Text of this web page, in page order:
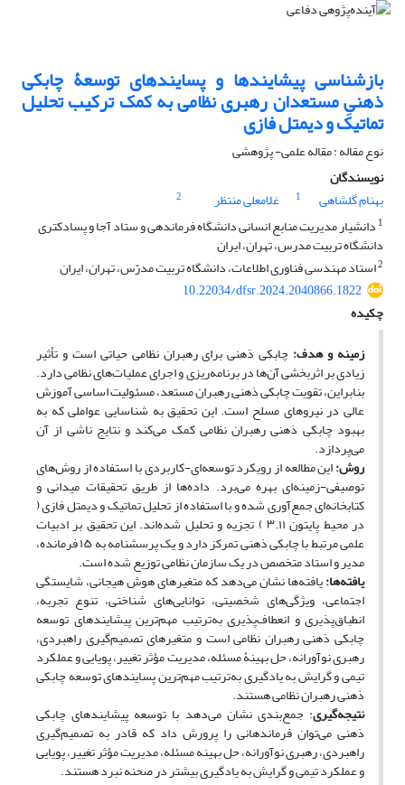
بازشناسی پیشایندها و پسایندهای توسعۀ چابکی
ذهنیِ مستعدان رهبری نظامی به کمک ترکیب تحلیل
تماتیک و دیمتل فازی
نوع مقاله : مقاله علمی- پژوهشی
نویسندگان
بهنام گلشاهی
1 غلامعلی منتظر
2
1 دانشیار مدیریت منابع انسانی دانشگاه فرماندهی و ستاد آجا و پسادکتری
دانشگاه تربیت مدرس، تهران، ایران
2استاد مهندسی فناوری اطلاعات، دانشگاه تربیت مدرّس، تهران، ایران
10.22034/dfsr.2024.2040866.1822
چکیده
زمینه و هدف: چابکی ذهنی برای رهبران نظامی حیاتی است و تأثیر
زیادی بر اثربخشی آن‌ها در برنامه‌ریزی و اجرای عملیات‌های نظامی دارد.
بنابراین، تقویت چابکی ذهنی رهبران مستعد، مسئولیت اساسی آموزش
عالی در نیروهای مسلح است. این تحقیق به شناسایی عواملی که به
بهبود چابکی ذهنی رهبران نظامی کمک می‌کند و نتایج ناشی از آن
می‌پردازد.
روش:این مطالعه از رویکرد توسعه‌ای-کاربردی با استفاده از روش‌های
توصیفی-زمینه‌ای بهره می‌برد. داده‌ها از طریق تحقیقات میدانی و
کتابخانه‌ای جمع‌آوری شده و با استفاده از تحلیل تماتیک و دیمتل فازی (
در محیط پایتون ۳.۱۱ ) تجزیه و تحلیل شده‌اند. این تحقیق بر ادبیات
علمی مرتبط با چابکی ذهنی تمرکز دارد و یک پرسشنامه به ۱۵ فرمانده،
مدیر و استاد متخصص در یک سازمان نظامی توزیع شده است.
یافته‌ها:یافته‌ها نشان می‌دهد که متغیرهای هوش هیجانی، شایستگی
اجتماعی، ویژگی‌های شخصیتی، توانایی‌های شناختی، تنوع تجربه،
انطباق‌پذیری و انعطاف‌پذیری به‌ترتیب مهم‌ترین پیشایندهای توسعه
چابکی ذهنی رهبران نظامی است و متغیرهای تصمیم‌گیری راهبردی،
رهبری نوآورانه، حل بهینۀ مسئله، مدیریت مؤثر تغییر، پویایی و عملکرد
تیمی و گرایش به یادگیری به‌ترتیب مهم‌ترین پسایندهای توسعه چابکی
ذهنی رهبران نظامی هستند.
نتیجه‌گیری: جمع‌بندی نشان می‌دهد با توسعه پیشایندهای چابکی
ذهنی می‌توان فرماندهانی را پرورش داد که قادر به تصمیم‌گیری
راهبردی، رهبری نوآورانه، حل بهینه مسئله، مدیریت مؤثر تغییر، پویایی
و عملکرد تیمی و گرایش به یادگیری بیشتر در صحنه نبرد هستند.